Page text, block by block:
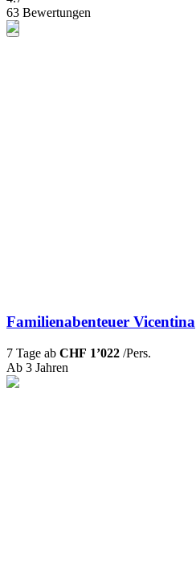
63 Bewertungen
Familienabenteuer Vicentina
7 Tage ab CHF 1’022 /Pers.
Ab 3 Jahren